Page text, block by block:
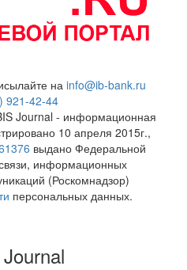
на info@ib-bank.ru
921-42-44
Journal - информационная
10 апреля 2015г.,
выдано Федеральной
информационных
(Роскомнадзор)
персональных данных.